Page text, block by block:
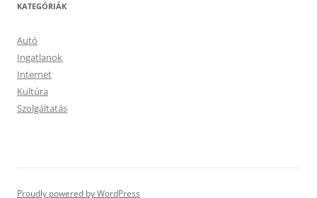
KATEGÓRIÁK
Autó
Ingatlanok
Internet
Kultúra
Szolgáltatás
Proudly powered by WordPress